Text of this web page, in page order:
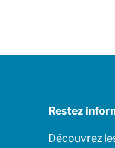
Restez
Découvrez